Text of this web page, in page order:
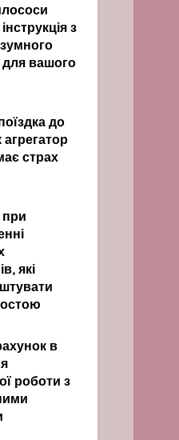
з
для вашого
до
страх
які
в
роботи з